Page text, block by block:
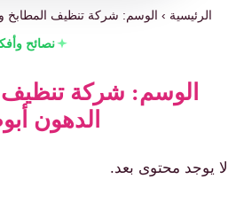
الرئيسية ›الوسم: شركة تنظيف المطابخ
نصائح
الوسم: شركة تنظيف
الدهون
لا يوجد محتوى بعد.